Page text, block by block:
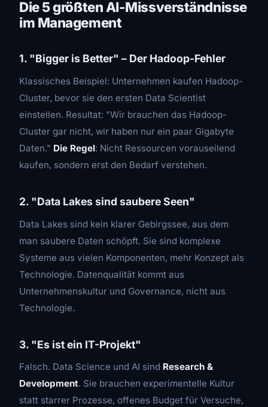
Die 5 größten AI-Missverständnisse
im Management
1. "Bigger is Better" – Der Hadoop-Fehler
Klassisches Beispiel: Unternehmen kaufen Hadoop-
Cluster, bevor sie den ersten Data Scientist
einstellen. Resultat: "Wir brauchen das Hadoop-
Cluster gar nicht, wir haben nur ein paar Gigabyte
Daten." Die Regel: Nicht Ressourcen vorauseilend
kaufen, sondern erst den Bedarf verstehen.
2. "Data Lakes sind saubere Seen"
Data Lakes sind kein klarer Gebirgssee, aus dem
man saubere Daten schöpft. Sie sind komplexe
Systeme aus vielen Komponenten, mehr Konzept als
Technologie. Datenqualität kommt aus
Unternehmenskultur und Governance, nicht aus
Technologie.
3. "Es ist ein IT-Projekt"
Falsch. Data Science und AI sind Research &
Development. Sie brauchen experimentelle Kultur
statt starrer Prozesse, offenes Budget für Versuche,